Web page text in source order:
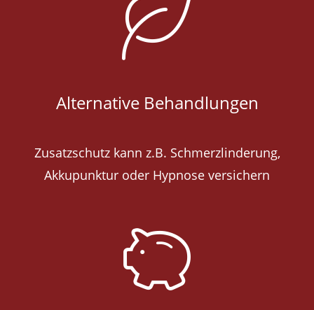
Alternative Behandlungen
Zusatzschutz kann z.B. Schmerzlinderung,
Akkupunktur oder Hypnose versichern